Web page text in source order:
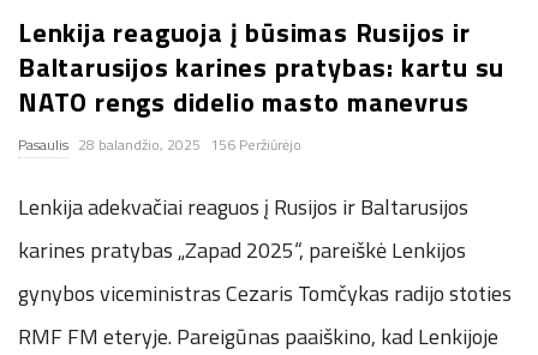
n
.
n
e
t
Lenkija reaguoja į būsimas Rusijos ir
Baltarusijos karines pratybas: kartu su
NATO rengs didelio masto manevrus
Pasaulis 28 balandžio, 2025 156 Peržiūrėjo
Lenkija adekvačiai reaguos į Rusijos ir Baltarusijos
karines pratybas „Zapad 2025“, pareiškė Lenkijos
gynybos viceministras Cezaris Tomčykas radijo stoties
RMF FM eteryje. Pareigūnas paaiškino, kad Lenkijoje